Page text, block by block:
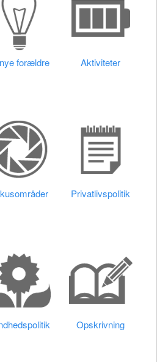
forældre Aktiviteter
Privatlivspolitik
Opskrivning